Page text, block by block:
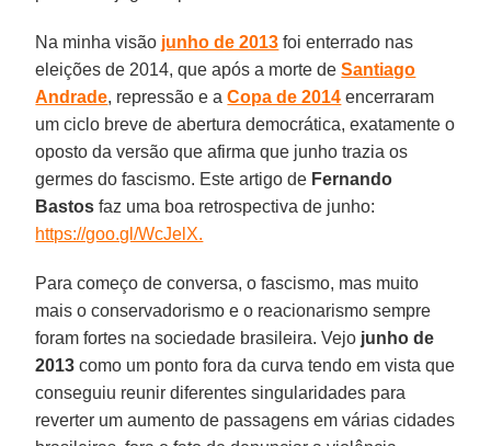
Na minha visão junho de 2013 foi enterrado nas
eleições de 2014, que após a morte deSantiago
Andrade, repressão e aCopa de 2014 encerraram
um ciclo breve de abertura democrática, exatamente o
oposto da versão que afirma que junho trazia os
germes do fascismo. Este artigo de Fernando
Bastos faz uma boa retrospectiva de junho:
https://goo.gl/WcJelX.
Para começo de conversa, o fascismo, mas muito
mais o conservadorismo e o reacionarismo sempre
foram fortes na sociedade brasileira. Vejo junho de
2013 como um ponto fora da curva tendo em vista que
conseguiu reunir diferentes singularidades para
reverter um aumento de passagens em várias cidades